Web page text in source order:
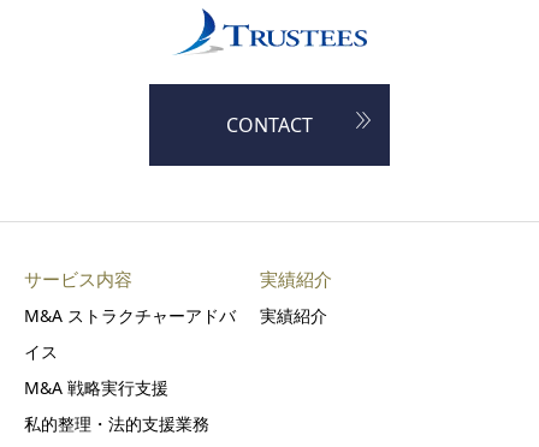
CONTACT
サービス内容
M&A ストラクチャーアドバ
イス
M&A 戦略実行支援
私的整理・法的支援業務
実績紹介
実績紹介